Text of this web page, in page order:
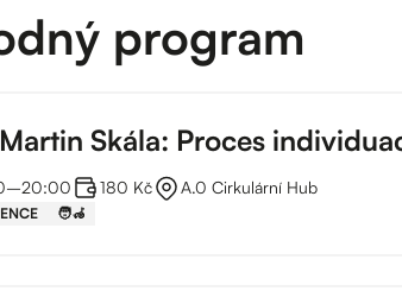
program
Skála: Proces
–⁠20:00 180 Kč A.0 Cirkulární Hub
🧑‍🦽